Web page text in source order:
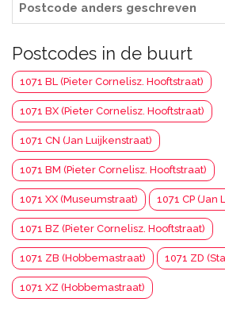
Postcode anders geschreven
Postcodes in de buurt
1071 BL (Pieter Cornelisz. Hooftstraat)
1071 BX (Pieter Cornelisz. Hooftstraat)
1071 CN (Jan Luijkenstraat)
1071 BM (Pieter Cornelisz. Hooftstraat)
1071 XX (Museumstraat) 1071 CP (Jan
1071 BZ (Pieter Cornelisz. Hooftstraat)
1071 ZB (Hobbemastraat) 1071 ZD
1071 XZ (Hobbemastraat)